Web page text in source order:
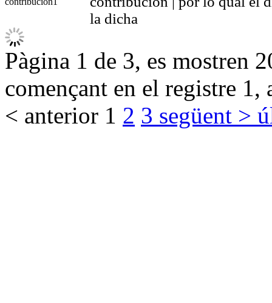
la dicha
Pàgina 1 de 3, es mostren
començant en el registre 1,
< anterior 1 2 3 següent >